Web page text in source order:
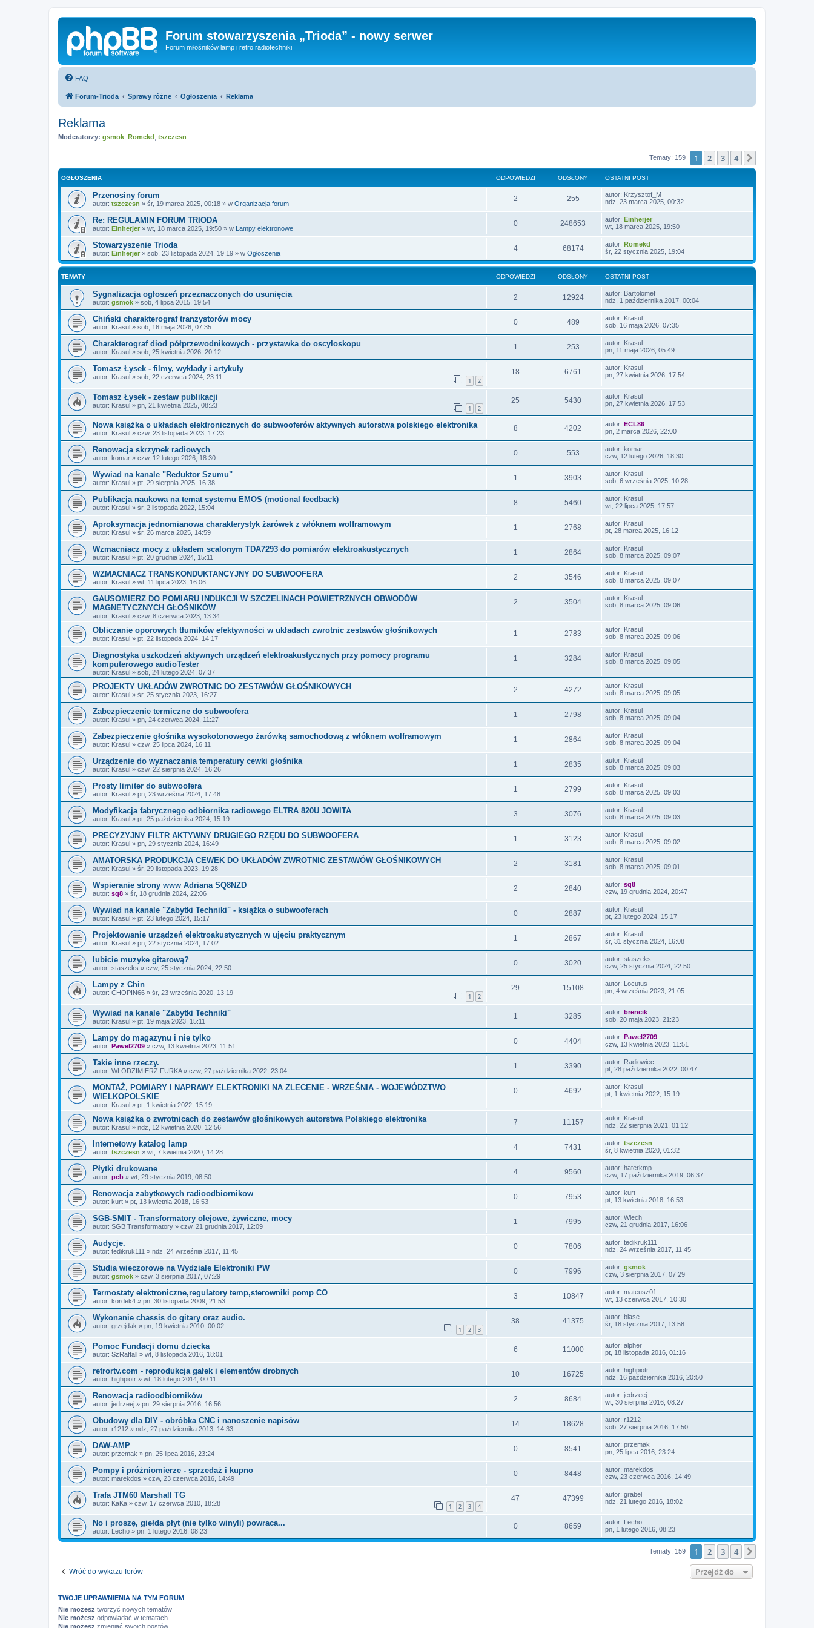
Forum stowarzyszenia „Trioda” - nowy serwer
Forum miłośników lamp i retro radiotechniki
FAQ
Forum-Trioda Sprawy różne Ogłoszenia Reklama
Reklama
Moderatorzy: gsmok Romekd tszczesn
Tematy: 159 1 2 3 4
OGŁOSZENIA ODPOWIEDZI ODSŁONY OSTATNI POST
Przenosiny forum
autor: tszczesn » śr, 19 marca 2025, 00:18 » w Organizacja forum
2 255 autor: Krzysztof_M
ndz, 23 marca 2025, 00:32
Re: REGULAMIN FORUM TRIODA
autor: Einherjer » wt, 18 marca 2025, 19:50 » w Lampy elektronowe
0 248653 autor: Einherjer
wt, 18 marca 2025, 19:50
Stowarzyszenie Trioda
autor: Einherjer » sob, 23 listopada 2024, 19:19 » w Ogłoszenia
4 68174 autor: Romekd
śr, 22 stycznia 2025, 19:04
TEMATY ODPOWIEDZI ODSŁONY OSTATNI POST
Sygnalizacja ogłoszeń przeznaczonych do usunięcia
autor: gsmok » sob, 4 lipca 2015, 19:54
2 12924 autor: Bartolomef
ndz, 1 października 2017, 00:04
Chiński charakterograf tranzystorów mocy
autor: Krasul » sob, 16 maja 2026, 07:35
0 489 autor: Krasul
sob, 16 maja 2026, 07:35
Charakterograf diod półprzewodnikowych - przystawka do oscyloskopu
autor: Krasul » sob, 25 kwietnia 2026, 20:12
1 253 autor: Krasul
pn, 11 maja 2026, 05:49
Tomasz Łysek - filmy, wykłady i artykuły
autor: Krasul » sob, 22 czerwca 2024, 23:11 1 2
18 6761 autor: Krasul
pn, 27 kwietnia 2026, 17:54
Tomasz Łysek - zestaw publikacji
autor: Krasul » pn, 21 kwietnia 2025, 08:23 1 2
25 5430 autor: Krasul
pn, 27 kwietnia 2026, 17:53
Nowa książka o układach elektronicznych do subwooferów aktywnych autorstwa polskiego elektronika
autor: Krasul » czw, 23 listopada 2023, 17:23
8 4202 autor: ECL86
pn, 2 marca 2026, 22:00
Renowacja skrzynek radiowych
autor: komar » czw, 12 lutego 2026, 18:30
0 553 autor: komar
czw, 12 lutego 2026, 18:30
Wywiad na kanale "Reduktor Szumu"
autor: Krasul » pt, 29 sierpnia 2025, 16:38
1 3903 autor: Krasul
sob, 6 września 2025, 10:28
Publikacja naukowa na temat systemu EMOS (motional feedback)
autor: Krasul » śr, 2 listopada 2022, 15:04
8 5460 autor: Krasul
wt, 22 lipca 2025, 17:57
Aproksymacja jednomianowa charakterystyk żarówek z włóknem wolframowym
autor: Krasul » śr, 26 marca 2025, 14:59
1 2768 autor: Krasul
pt, 28 marca 2025, 16:12
Wzmacniacz mocy z układem scalonym TDA7293 do pomiarów elektroakustycznych
autor: Krasul » pt, 20 grudnia 2024, 15:11
1 2864 autor: Krasul
sob, 8 marca 2025, 09:07
WZMACNIACZ TRANSKONDUKTANCYJNY DO SUBWOOFERA
autor: Krasul » wt, 11 lipca 2023, 16:06
2 3546 autor: Krasul
sob, 8 marca 2025, 09:07
GAUSOMIERZ DO POMIARU INDUKCJI W SZCZELINACH POWIETRZNYCH OBWODÓW
MAGNETYCZNYCH GŁOŚNIKÓW
autor: Krasul » czw, 8 czerwca 2023, 13:34
2 3504 autor: Krasul
sob, 8 marca 2025, 09:06
Obliczanie oporowych tłumików efektywności w układach zwrotnic zestawów głośnikowych
autor: Krasul » pt, 22 listopada 2024, 14:17
1 2783 autor: Krasul
sob, 8 marca 2025, 09:06
Diagnostyka uszkodzeń aktywnych urządzeń elektroakustycznych przy pomocy programu
komputerowego audioTester
autor: Krasul » sob, 24 lutego 2024, 07:37
1 3284 autor: Krasul
sob, 8 marca 2025, 09:05
PROJEKTY UKŁADÓW ZWROTNIC DO ZESTAWÓW GŁOŚNIKOWYCH
autor: Krasul » śr, 25 stycznia 2023, 16:27
2 4272 autor: Krasul
sob, 8 marca 2025, 09:05
Zabezpieczenie termiczne do subwoofera
autor: Krasul » pn, 24 czerwca 2024, 11:27
1 2798 autor: Krasul
sob, 8 marca 2025, 09:04
Zabezpieczenie głośnika wysokotonowego żarówką samochodową z włóknem wolframowym
autor: Krasul » czw, 25 lipca 2024, 16:11
1 2864 autor: Krasul
sob, 8 marca 2025, 09:04
Urządzenie do wyznaczania temperatury cewki głośnika
autor: Krasul » czw, 22 sierpnia 2024, 16:26
1 2835 autor: Krasul
sob, 8 marca 2025, 09:03
Prosty limiter do subwoofera
autor: Krasul » pn, 23 września 2024, 17:48
1 2799 autor: Krasul
sob, 8 marca 2025, 09:03
Modyfikacja fabrycznego odbiornika radiowego ELTRA 820U JOWITA
autor: Krasul » pt, 25 października 2024, 15:19
3 3076 autor: Krasul
sob, 8 marca 2025, 09:03
PRECYZYJNY FILTR AKTYWNY DRUGIEGO RZĘDU DO SUBWOOFERA
autor: Krasul » pn, 29 stycznia 2024, 16:49
1 3123 autor: Krasul
sob, 8 marca 2025, 09:02
AMATORSKA PRODUKCJA CEWEK DO UKŁADÓW ZWROTNIC ZESTAWÓW GŁOŚNIKOWYCH
autor: Krasul » śr, 29 listopada 2023, 19:28
2 3181 autor: Krasul
sob, 8 marca 2025, 09:01
Wspieranie strony www Adriana SQ8NZD
autor: sq8 » śr, 18 grudnia 2024, 22:06
2 2840 autor: sq8
czw, 19 grudnia 2024, 20:47
Wywiad na kanale "Zabytki Techniki" - książka o subwooferach
autor: Krasul » pt, 23 lutego 2024, 15:17
0 2887 autor: Krasul
pt, 23 lutego 2024, 15:17
Projektowanie urządzeń elektroakustycznych w ujęciu praktycznym
autor: Krasul » pn, 22 stycznia 2024, 17:02
1 2867 autor: Krasul
śr, 31 stycznia 2024, 16:08
lubicie muzyke gitarową?
autor: staszeks » czw, 25 stycznia 2024, 22:50
0 3020 autor: staszeks
czw, 25 stycznia 2024, 22:50
Lampy z Chin
autor: CHOPIN66 » śr, 23 września 2020, 13:19 1 2
29 15108 autor:
Locutus
pn, 4 września 2023, 21:05
Wywiad na kanale "Zabytki Techniki"
autor: Krasul » pt, 19 maja 2023, 15:11
1 3285 autor: brencik
sob, 20 maja 2023, 21:23
Lampy do magazynu i nie tylko
autor: Pawel2709 » czw, 13 kwietnia 2023, 11:51
0 4404 autor: Pawel2709
czw, 13 kwietnia 2023, 11:51
Takie inne rzeczy.
autor: WLODZIMIERZ FURKA» czw, 27 października 2022, 23:04
1 3390 autor: Radiowiec
pt, 28 października 2022, 00:47
MONTAŻ, POMIARY I NAPRAWY ELEKTRONIKI NA ZLECENIE - WRZEŚNIA - WOJEWÓDZTWO
WIELKOPOLSKIE
autor: Krasul » pt, 1 kwietnia 2022, 15:19
0 4692 autor: Krasul
pt, 1 kwietnia 2022, 15:19
Nowa książka o zwrotnicach do zestawów głośnikowych autorstwa Polskiego elektronika
autor: Krasul » ndz, 12 kwietnia 2020, 12:56
7 11157 autor: Krasul
ndz, 22 sierpnia 2021, 01:12
Internetowy katalog lamp
autor: tszczesn » wt, 7 kwietnia 2020, 14:28
4 7431 autor: tszczesn
śr, 8 kwietnia 2020, 01:32
Płytki drukowane
autor: pcb » wt, 29 stycznia 2019, 08:50
4 9560 autor: haterkmp
czw, 17 października 2019, 06:37
Renowacja zabytkowych radioodbiornikow
autor: kurt » pt, 13 kwietnia 2018, 16:53
0 7953 autor: kurt
pt, 13 kwietnia 2018, 16:53
SGB-SMIT - Transformatory olejowe, żywiczne, mocy
autor: SGB Transformatory » czw, 21 grudnia 2017, 12:09
1 7995 autor: Wiech
czw, 21 grudnia 2017, 16:06
Audycje.
autor: tedikruk111 » ndz, 24 września 2017, 11:45
0 7806 autor: tedikruk111
ndz, 24 września 2017, 11:45
Studia wieczorowe na Wydziale Elektroniki PW
autor: gsmok » czw, 3 sierpnia 2017, 07:29
0 7996 autor: gsmok
czw, 3 sierpnia 2017, 07:29
Termostaty elektroniczne,regulatory temp,sterowniki pomp CO
autor: kordek4 » pn, 30 listopada 2009, 21:53
3 10847 autor: mateusz01
wt, 13 czerwca 2017, 10:30
Wykonanie chassis do gitary oraz audio.
autor: grzejdak » pn, 19 kwietnia 2010, 00:02 1 2 3
38 41375 autor: blase
śr, 18 stycznia 2017, 13:58
Pomoc Fundacji domu dziecka
autor: SzRaffall » wt, 8 listopada 2016, 18:01
6 11000 autor: alpher
pt, 18 listopada 2016, 01:16
retrortv.com - reprodukcja gałek i elementów drobnych
autor: highpiotr » wt, 18 lutego 2014, 00:11
10 16725 autor: highpiotr
ndz, 16 października 2016, 20:50
Renowacja radioodbiorników
autor: jedrzeej » pn, 29 sierpnia 2016, 16:56
2 8684 autor: jedrzeej
wt, 30 sierpnia 2016, 08:27
Obudowy dla DIY - obróbka CNC i nanoszenie napisów
autor: r1212 » ndz, 27 października 2013, 14:33
14 18628 autor: r1212
sob, 27 sierpnia 2016, 17:50
DAW-AMP
autor: przemak » pn, 25 lipca 2016, 23:24
0 8541 autor: przemak
pn, 25 lipca 2016, 23:24
Pompy i próżniomierze - sprzedaż i kupno
autor: marekdos » czw, 23 czerwca 2016, 14:49
0 8448 autor: marekdos
czw, 23 czerwca 2016, 14:49
Trafa JTM60 Marshall TG
autor: KaKa » czw, 17 czerwca 2010, 18:28 1 2 3 4
47 47399 autor: grabel
ndz, 21 lutego 2016, 18:02
No i proszę, giełda płyt (nie tylko winyli) powraca...
autor: Lecho » pn, 1 lutego 2016, 08:23
0 8659 autor:
Lecho
pn, 1 lutego 2016, 08:23
Tematy: 159 1 2 3 4
Wróć do wykazu forów Przejdź do
TWOJE UPRAWNIENIA NA TYM FORUM
Nie możesz tworzyć nowych tematów
Nie możesz odpowiadać w tematach
Nie możesz zmieniać swoich postów